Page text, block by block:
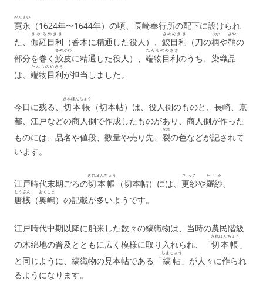
寛永
かんえい
（1624年〜1644年）の頃、長崎奉行所の配下に設けられ
た、 伽羅目利
きゃらめきき
（香木に精通した役人）、 鮫目利
さめめきき
（刀の柄
つか
や鞘
さや
の
部分を巻く 鮫皮
さめがわ
に精通した役人）、 端物目利
たんものめきき
のうち、染織品
は、 端物目利
たんものめきき
が担当しました。
今日に残る、 切本帳
きれほんちょう
（切本帖）は、役人側のものと、長崎、京
都、江戸などの商人側で作成したものがあり、商人側が作った
ものには、品名や値段、数量や売り先、 裂
きれ
の色などが記されて
います。
江戸時代末期ごろの切本帳
きれほんちょう
（切本帖）には、 更紗
さらさ
や羅紗
らしゃ
、
唐桟
とうざん
（奥嶋
おくしま
）の記載が多いようです。
江戸時代中期以降に舶来した数々の縞織物は、当時の農民階級
の木綿地の普及とともに広く模様に取り入れられ、「切本帳
きれほんちょう
」
と同じように、縞織物の見本帖である「縞帖
しまちょう
」が人々に作られ
るようになります。